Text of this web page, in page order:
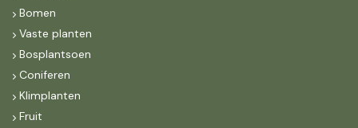
Bomen
Vaste planten
Bosplantsoen
Coniferen
Klimplanten
Fruit